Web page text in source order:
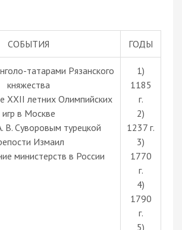
СОБЫТИЯ ГОДЫ
татарами Рязанского
княжества
XXII летних Олимпийских
игр в Москве
В. Суворовым турецкой
Измаил
министерств в России
1)
1185
г.
2)
1237 г.
3)
1770
г.
4)
1790
г.
5)